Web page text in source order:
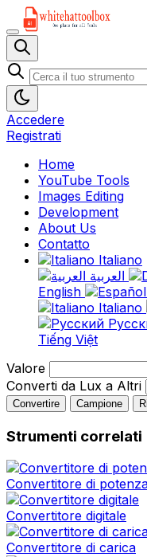
Accedere
Registrati
Home
YouTube Tools
Images Editing
Development
About Us
Contatto
Italiano
English
Italiano
Tiếng Việt
Valore
Converti da Lux a Altri
Convertire Campione
Strumenti correlati
Convertitore di
Convertitore digitale
Convertitore di carica